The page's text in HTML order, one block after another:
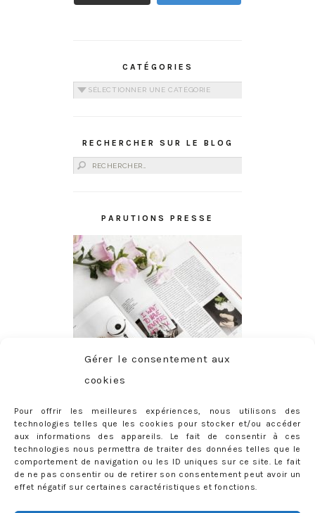
Gérer le consentement aux
cookies
Pour offrir les meilleures expériences, nous utilisons des
technologies telles que les cookies pour stocker et/ou accéder
aux informations des appareils. Le fait de consentir à ces
technologies nous permettra de traiter des données telles que le
comportement de navigation ou les ID uniques sur ce site. Le fait
de ne pas consentir ou de retirer son consentement peut avoir un
effet négatif sur certaines caractéristiques et fonctions.
CATÉGORIES
Catégories
RECHERCHER SUR LE BLOG
Rechercher :
PARUTIONS PRESSE
ABONNEMENT